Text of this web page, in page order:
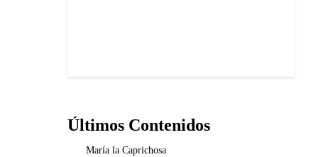
Últimos Contenidos
María la Caprichosa